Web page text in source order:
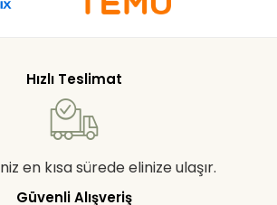
Hızlı Teslimat
en kısa sürede elinize ulaşır.
Güvenli Alışveriş